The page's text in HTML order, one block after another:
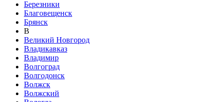
Березники
Благовещенск
Брянск
В
Великий Новгород
Владикавказ
Владимир
Волгоград
Волгодонск
Волжск
Волжский